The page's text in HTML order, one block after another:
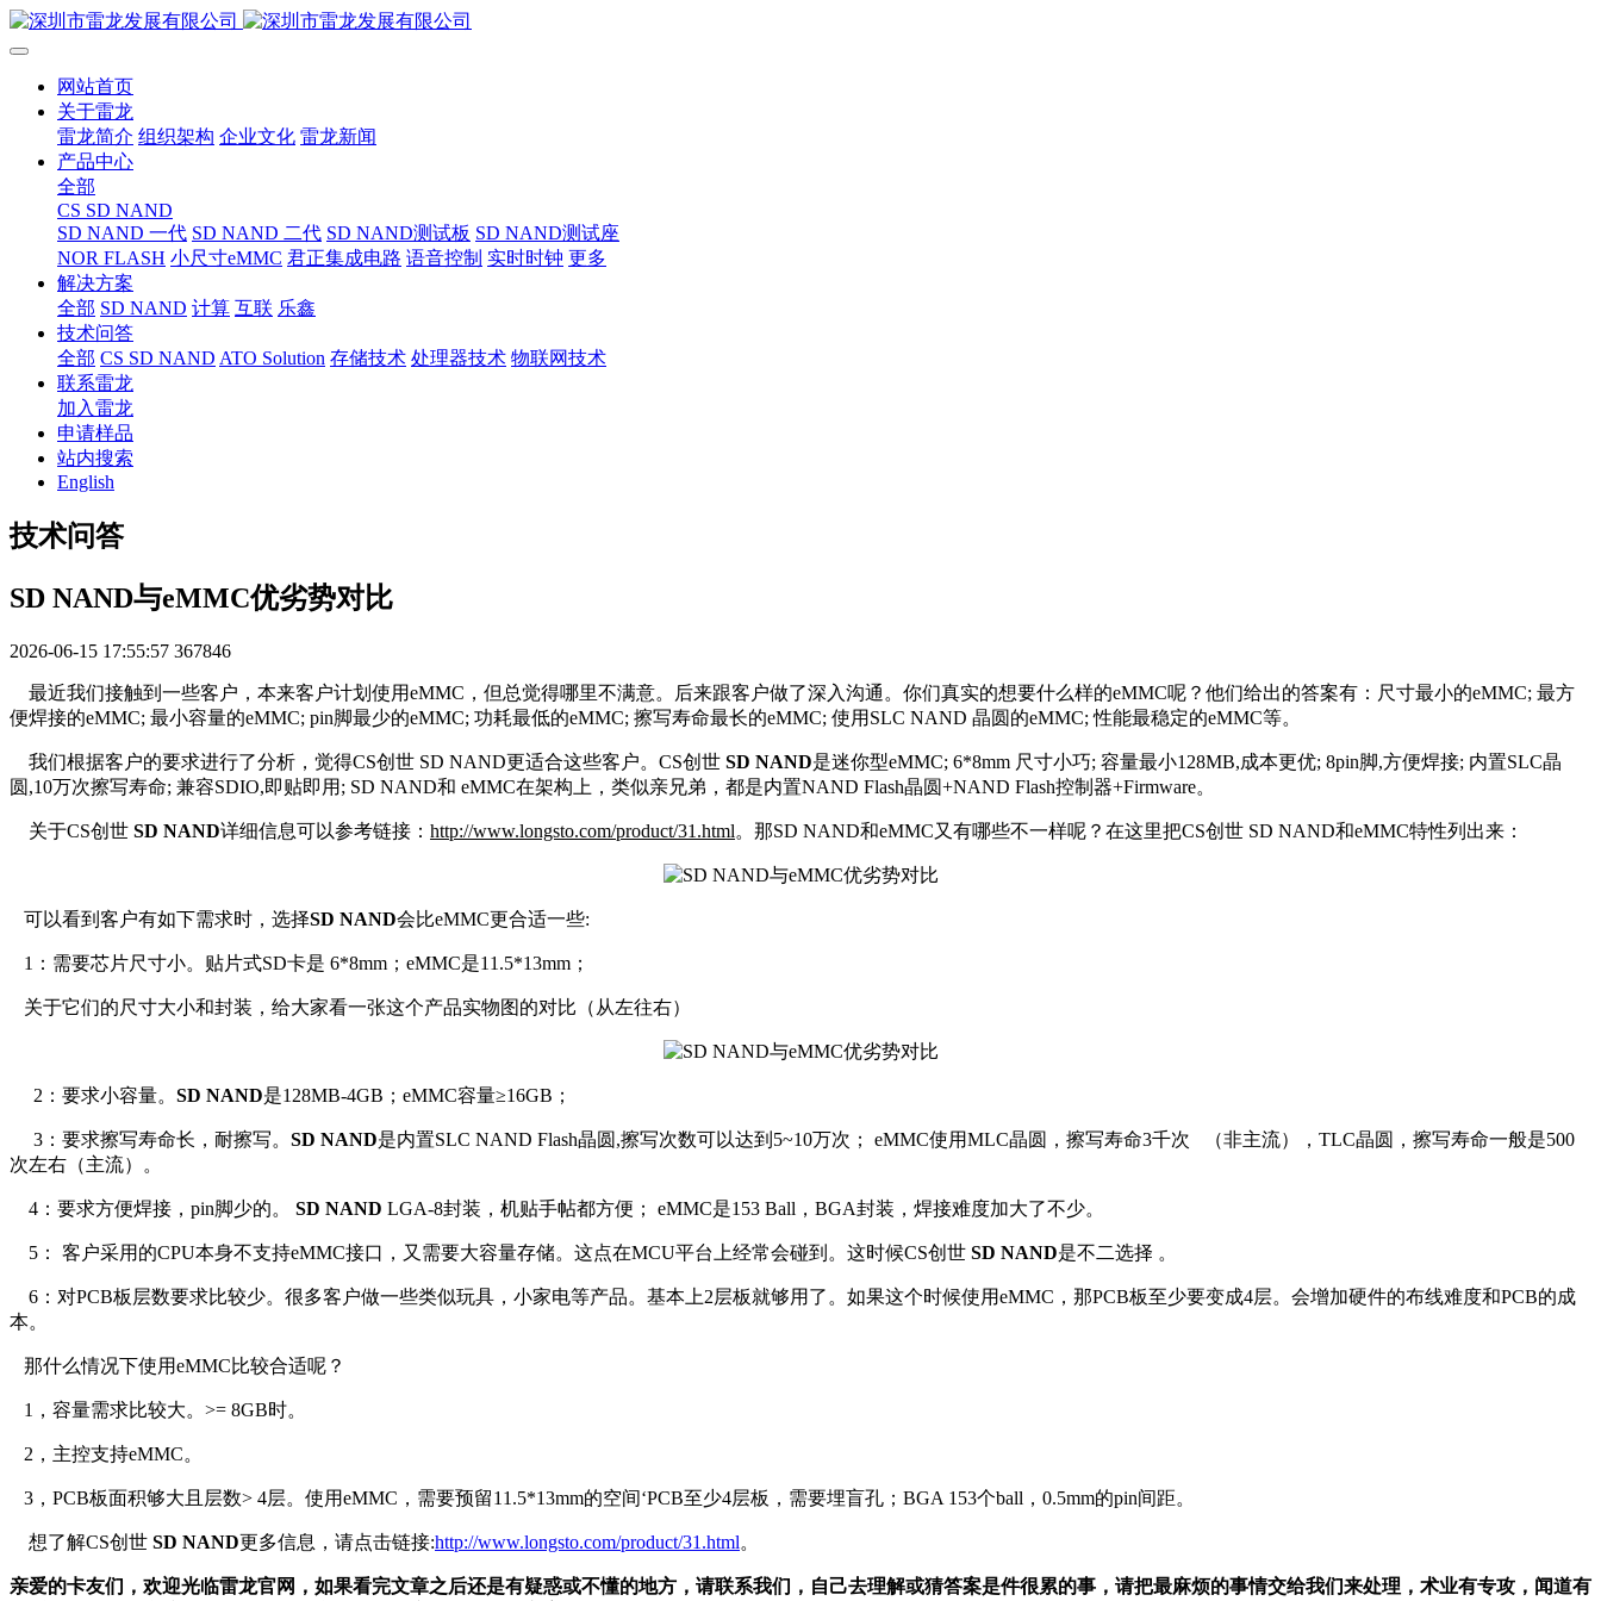
网站首页
关于雷龙
雷龙简介 组织架构 企业文化 雷龙新闻
产品中心
全部
CS SD NAND
SD NAND 一代 SD NAND 二代 SD NAND测试板 SD NAND测试座
NOR FLASH 小尺寸eMMC 君正集成电路 语音控制 实时时钟 更多
解决方案
全部 SD NAND 计算 互联 乐鑫
技术问答
全部 CS SD NAND ATO Solution 存储技术 处理器技术 物联网技术
联系雷龙
加入雷龙
申请样品
站内搜索
English
技术问答
SD NAND与eMMC优劣势对比
2026-06-15 17:55:57 367846
最近我们接触到一些客户，本来客户计划使用eMMC，但总觉得哪里不满意。后来跟客户做了深入沟通。你们真实的想要什么样的eMMC呢？他们给出的答案有：尺寸最小的eMMC; 最方
便焊接的eMMC; 最小容量的eMMC; pin脚最少的eMMC; 功耗最低的eMMC; 擦写寿命最长的eMMC; 使用SLC NAND 晶圆的eMMC; 性能最稳定的eMMC等。
我们根据客户的要求进行了分析，觉得CS创世 SD NAND更适合这些客户。CS创世 SD NAND是迷你型eMMC; 6*8mm 尺寸小巧; 容量最小128MB,成本更优; 8pin脚,方便焊接; 内置SLC晶
圆,10万次擦写寿命; 兼容SDIO,即贴即用; SD NAND和 eMMC在架构上，类似亲兄弟，都是内置NAND Flash晶圆+NAND Flash控制器+Firmware。
关于CS创世 SD NAND详细信息可以参考链接： http://www.longsto.com/product/31.html。 那SD NAND和eMMC又有哪些不一样呢？在这里把CS创世 SD NAND和eMMC特性列出来：
可以看到客户有如下需求时，选择SD NAND会比eMMC更合适一些:
1：需要芯片尺寸小。贴片式SD卡是 6*8mm；eMMC是11.5*13mm；
关于它们的尺寸大小和封装，给大家看一张这个产品实物图的对比（从左往右）
2：要求小容量。 SD NAND是128MB-4GB；eMMC容量≥16GB；
3：要求擦写寿命长，耐擦写。 SD NAND是内置SLC NAND Flash晶圆,擦写次数可以达到5~10万次； eMMC使用MLC晶圆，擦写寿命3千次 （非主流），TLC晶圆，擦写寿命一般是500
次左右（主流）。
4：要求方便焊接，pin脚少的。 SD NAND LGA-8封装，机贴手帖都方便； eMMC是153 Ball，BGA封装，焊接难度加大了不少。
5： 客户采用的CPU本身不支持eMMC接口，又需要大容量存储。这点在MCU平台上经常会碰到。这时候CS创世 SD NAND是不二选择 。
6：对PCB板层数要求比较少。很多客户做一些类似玩具，小家电等产品。基本上2层板就够用了。如果这个时候使用eMMC，那PCB板至少要变成4层。会增加硬件的布线难度和PCB的成
本。
那什么情况下使用eMMC比较合适呢？
1，容量需求比较大。>= 8GB时。
2，主控支持eMMC。
3，PCB板面积够大且层数> 4层。使用eMMC，需要预留11.5*13mm的空间‘PCB至少4层板，需要埋盲孔；BGA 153个ball，0.5mm的pin间距。
想了解CS创世 SD NAND更多信息，请点击链接:http://www.longsto.com/product/31.html。
亲爱的卡友们，欢迎光临雷龙官网，如果看完文章之后还是有疑惑或不懂的地方，请联系我们，自己去理解或猜答案是件很累的事，请把最麻烦的事情交给我们来处理，术业有专攻，闻道有